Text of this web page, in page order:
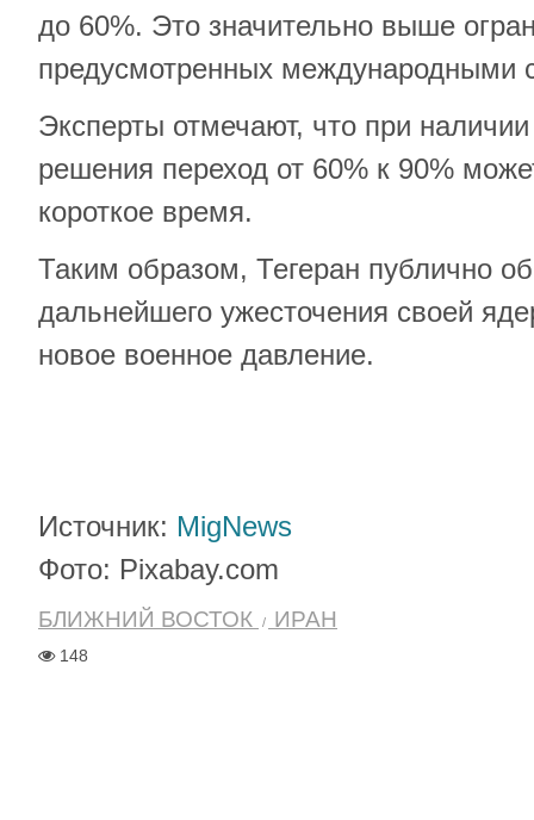
до 60%. Это значительно выше
предусмотренных международными
Эксперты отмечают, что при наличии
решения переход от 60% к 90%
короткое время.
Таким образом, Тегеран публично
дальнейшего ужесточения своей
новое военное давление.
Источник: MigNews
Фото: Pixabay.com
БЛИЖНИЙ ВОСТОК ИРАН
148